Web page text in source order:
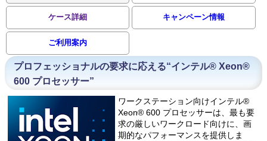
ケース詳細 キャンペーン情報
ご利用案内
プロフェッショナルの要求に応える“インテル® Xeon®
600 プロセッサー”
ワークステーション向けインテル®
Xeon® 600 プロセッサーは、最も要
求の厳しいワークロード向けに、画
期的なパフォーマンスを提供しま